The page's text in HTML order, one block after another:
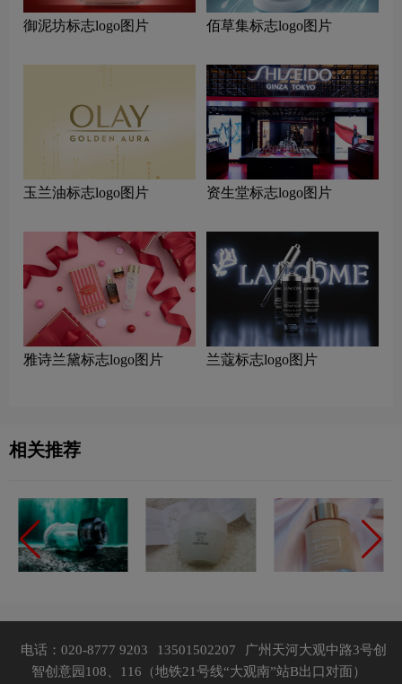
御泥坊标志logo图片 佰草集标志logo图片
玉兰油标志logo图片 资生堂标志logo图片
雅诗兰黛标志logo图片 兰蔻标志logo图片
相关推荐
电话：020-8777 9203 13501502207
广州天河大观中路3号创
智创意园108、116（地铁21号线“大观南”站B出口对面）